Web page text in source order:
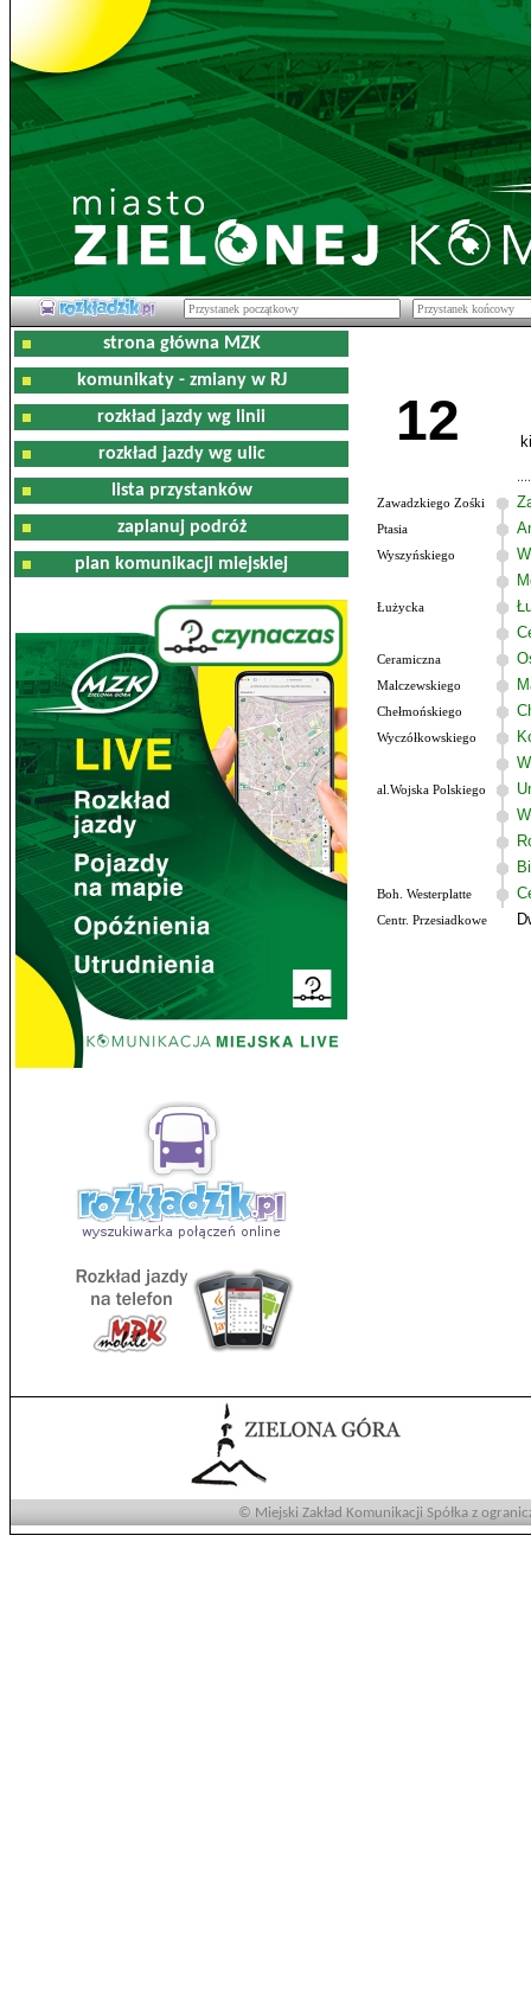
strona główna MZK
komunikaty - zmiany w RJ
rozkład jazdy wg linii
rozkład jazdy wg ulic
lista przystanków
zaplanuj podróż
plan komunikacji miejskiej
12
Zawadzkiego Zośki
Ptasia
Wyszyńskiego
Łużycka
Ceramiczna
Malczewskiego
Chełmońskiego
Wyczółkowskiego
al.Wojska Polskiego
Boh. Westerplatte
Centr. Przesiadkowe
© Miejski Zakład Komunikacji Spółka z